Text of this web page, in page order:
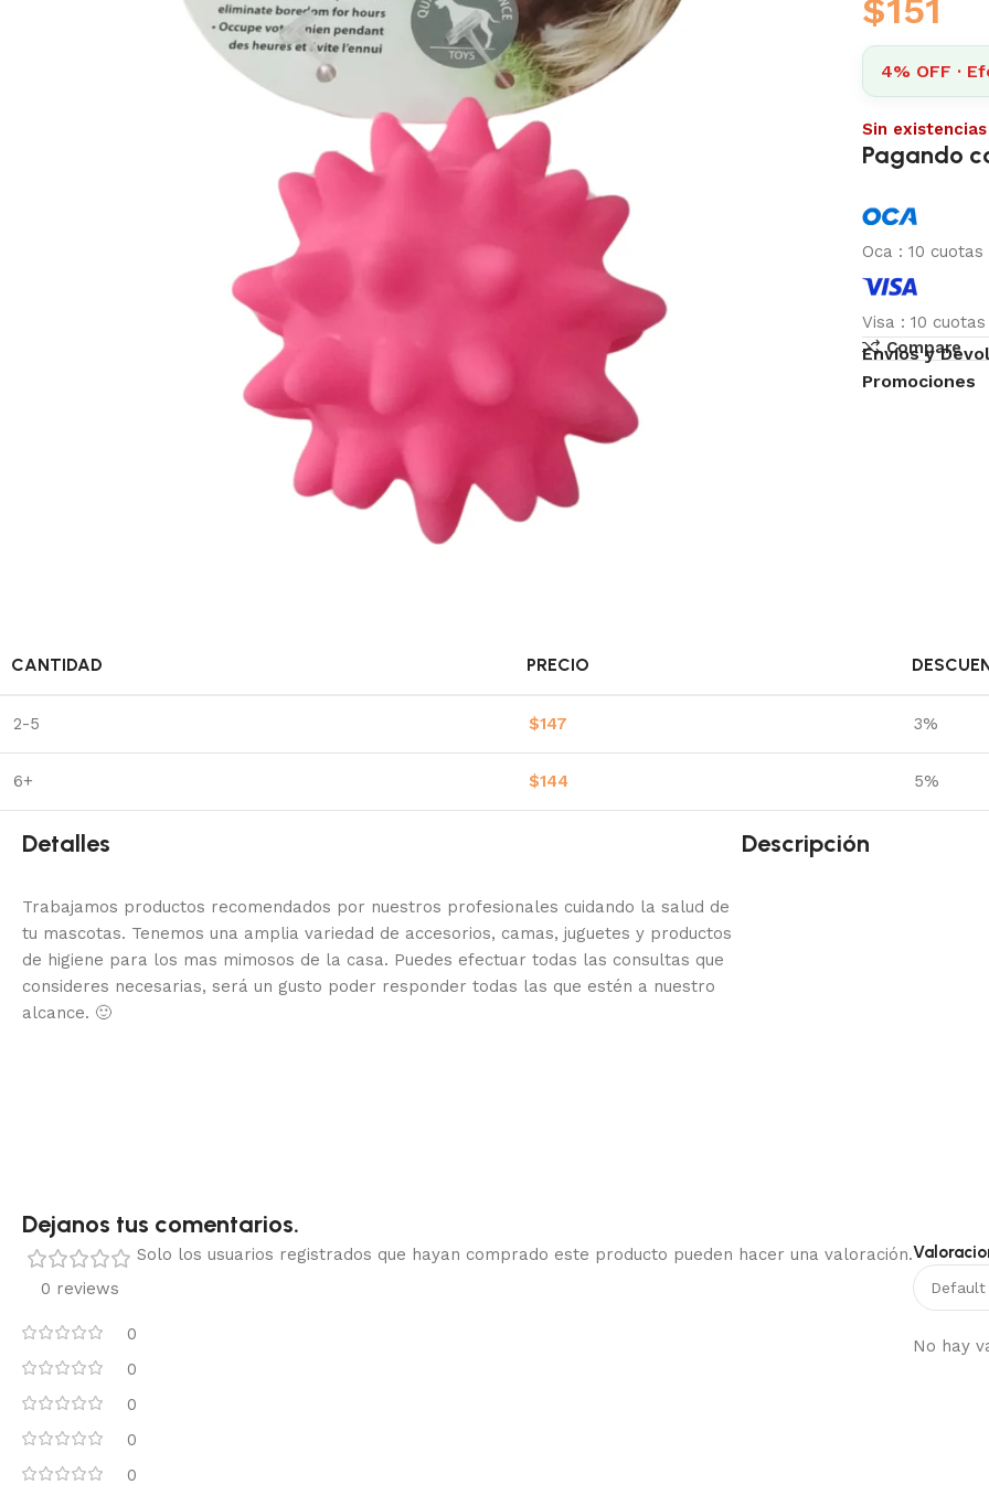
$151
4% OFF ·
Sin existencias
Pagando
Oca : 10
Visa : 10
Compare
Envíos y
Promociones
CANTIDAD PRECIO
2-5 $147 3%
6+ $144 5%
Detalles
Trabajamos productos recomendados por nuestros profesionales cuidando la salud de
tu mascotas. Tenemos una amplia variedad de accesorios, camas, juguetes y productos
de higiene para los mas mimosos de la casa. Puedes efectuar todas las consultas que
consideres necesarias, será un gusto poder responder todas las que estén a nuestro
alcance. 🙂
Descripción
Dejanos tus comentarios.
0 reviews
0
0
0
0
0
No hay
Solo los usuarios registrados que hayan comprado este producto pueden hacer una valoración.